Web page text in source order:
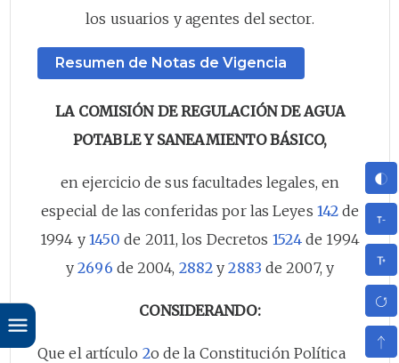
los usuarios y agentes del sector.
Resumen de Notas de Vigencia
LA COMISIÓN DE REGULACIÓN DE AGUA
POTABLE Y SANEAMIENTO BÁSICO,
en ejercicio de sus facultades legales, en
especial de las conferidas por las Leyes 142 de
1994 y 1450 de 2011, los Decretos 1524 de 1994
y2696 de 2004, 2882 y2883 de 2007, y
CONSIDERANDO:
Que el artículo 2o de la Constitución Política